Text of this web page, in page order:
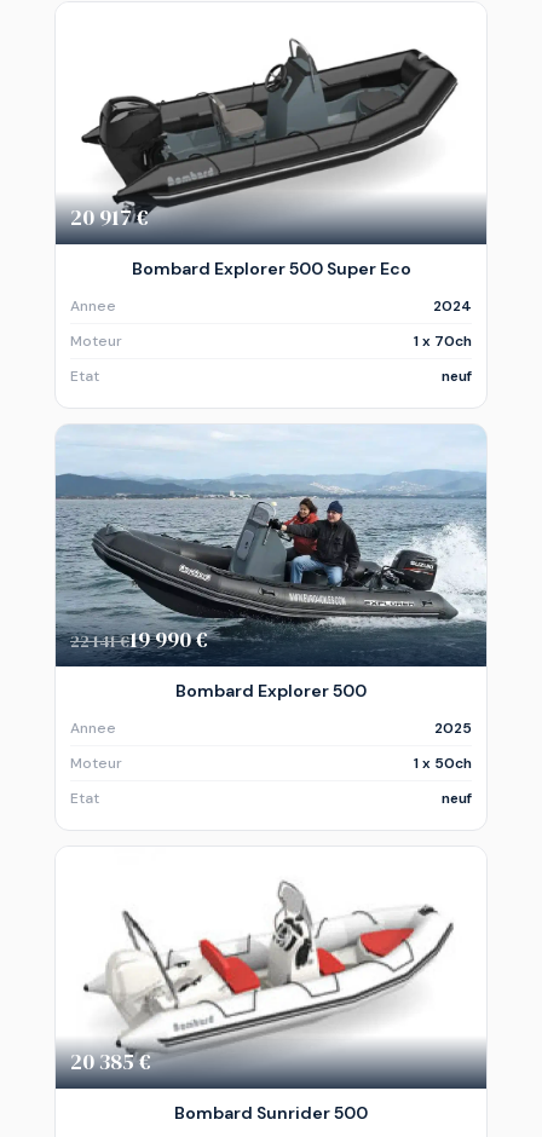
20 917 €
Bombard Explorer 500 Super Eco
Annee
2024
Moteur
1 x 70ch
Etat
neuf
22 141 €19 990 €
Bombard Explorer 500
Annee
2025
Moteur
1 x 50ch
Etat
neuf
20 385 €
Bombard Sunrider 500